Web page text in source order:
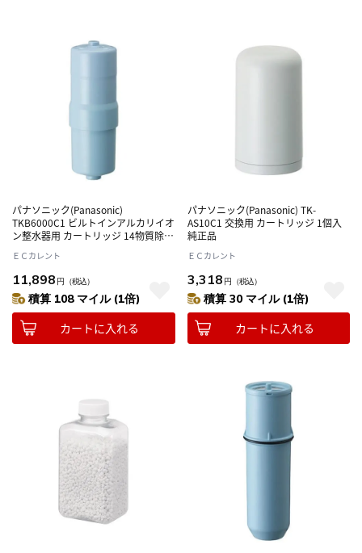
パナソニック(Panasonic)
TKB6000C1 ビルトインアルカリイオ
ン整水器用 カートリッジ 14物質除去
ＥＣカレント
11,898 円 （税込）
積算 108 マイル (1倍)
カートに入れる
パナソニック(Panasonic) TK-
AS10C1 交換用 カートリッジ 1個入
純正品
ＥＣカレント
3,318 円 （税込）
積算 30 マイル (1倍)
カートに入れる